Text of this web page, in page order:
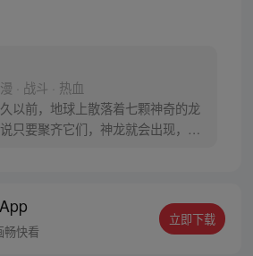
· 战斗 · 热血
以前，地球上散落着七颗神奇的龙
只要聚齐它们，神龙就会出现，并
畅快看
立即下载